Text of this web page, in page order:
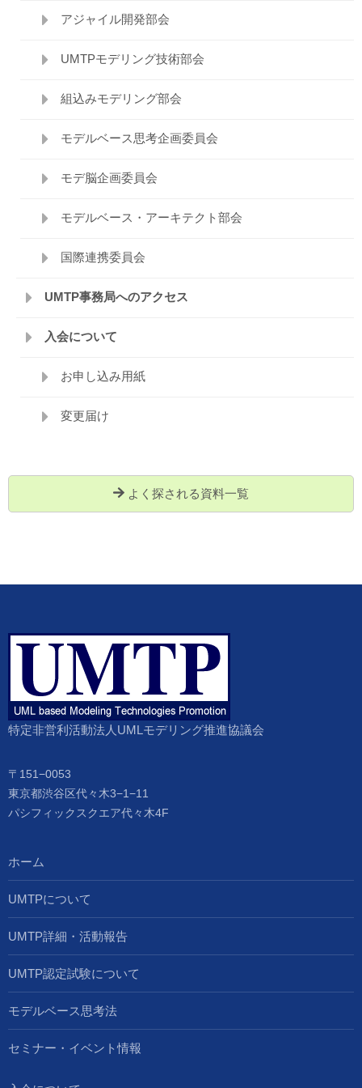
アジャイル開発部会
UMTPモデリング技術部会
組込みモデリング部会
モデルベース思考企画委員会
モデ脳企画委員会
モデルベース・アーキテクト部会
国際連携委員会
UMTP事務局へのアクセス
入会について
お申し込み用紙
変更届け
よく探される資料一覧
特定非営利活動法人UMLモデリング推進協議会
〒151−0053
東京都渋谷区代々木3−1−11
パシフィックスクエア代々木4F
ホーム
UMTPについて
UMTP詳細・活動報告
UMTP認定試験について
モデルベース思考法
セミナー・イベント情報